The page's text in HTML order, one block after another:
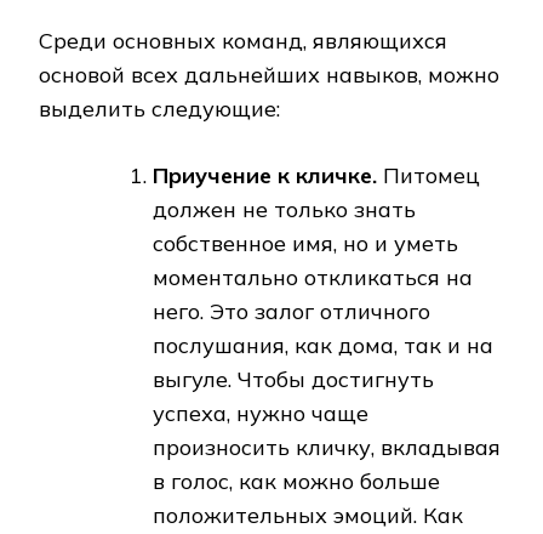
Среди основных команд, являющихся
основой всех дальнейших навыков, можно
выделить следующие:
Приучение к кличке. Питомец
должен не только знать
собственное имя, но и уметь
моментально откликаться на
него. Это залог отличного
послушания, как дома, так и на
выгуле. Чтобы достигнуть
успеха, нужно чаще
произносить кличку, вкладывая
в голос, как можно больше
положительных эмоций. Как